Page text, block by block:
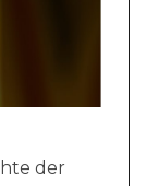
der